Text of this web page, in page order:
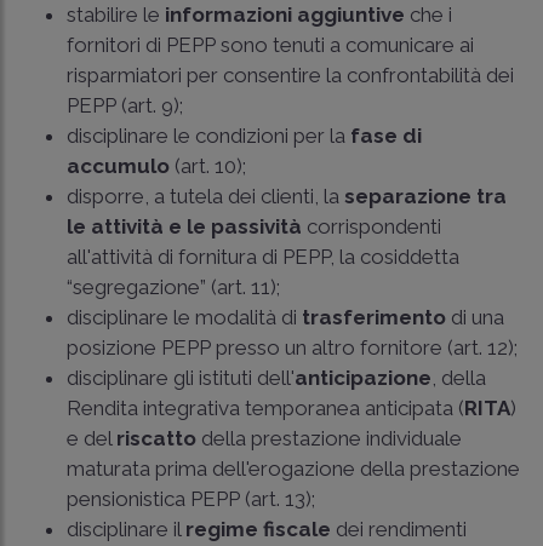
stabilire le informazioni aggiuntive che i
fornitori di PEPP sono tenuti a comunicare ai
risparmiatori per consentire la confrontabilità dei
PEPP (art. 9);
disciplinare le condizioni per la fase di
accumulo (art. 10);
disporre, a tutela dei clienti, la separazione tra
le attività e le passività corrispondenti
all'attività di fornitura di PEPP, la cosiddetta
“segregazione” (art. 11);
disciplinare le modalità di trasferimento di una
posizione PEPP presso un altro fornitore (art. 12);
disciplinare gli istituti dell'anticipazione, della
Rendita integrativa temporanea anticipata (RITA)
e del riscatto della prestazione individuale
maturata prima dell'erogazione della prestazione
pensionistica PEPP (art. 13);
disciplinare il regime fiscale dei rendimenti